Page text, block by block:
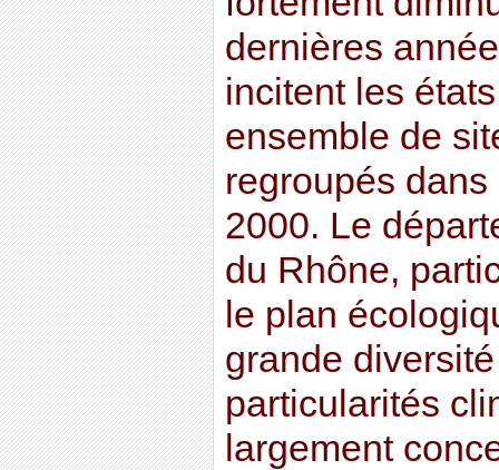
dernières
incitent les
ensemble de
regroupés
2000. Le
du Rhône,
le plan
grande
particularités
largement